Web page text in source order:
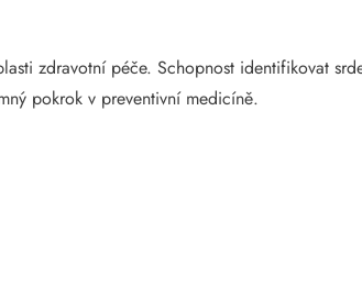
zdravotní péče. Schopnost identifikovat
pokrok v preventivní medicíně.